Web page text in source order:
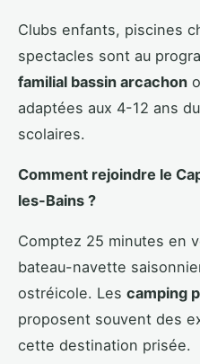
Clubs enfants, piscines
spectacles sont au
familial bassin arcachon
adaptées aux 4-12 ans
scolaires.
Comment rejoindre le
les-Bains ?
Comptez 25 minutes en
bateau-navette
ostréicole. Les camping
proposent souvent des
cette destination prisée.